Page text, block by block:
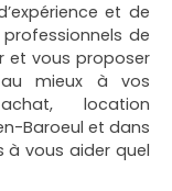
et de
de
et vous proposer
mieux à vos
location
Baroeul et dans
à vous aider quel